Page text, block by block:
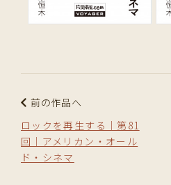
前の作品へ
ロックを再生する｜第81
回｜アメリカン・オール
ド・シネマ